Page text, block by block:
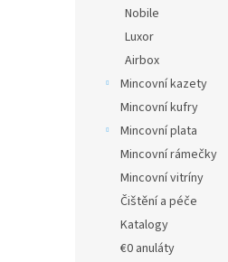
Nobile
Luxor
Airbox
Mincovní kazety
Mincovní kufry
Mincovní plata
Mincovní rámečky
Mincovní vitríny
Čištění a péče
Katalogy
€0 anuláty